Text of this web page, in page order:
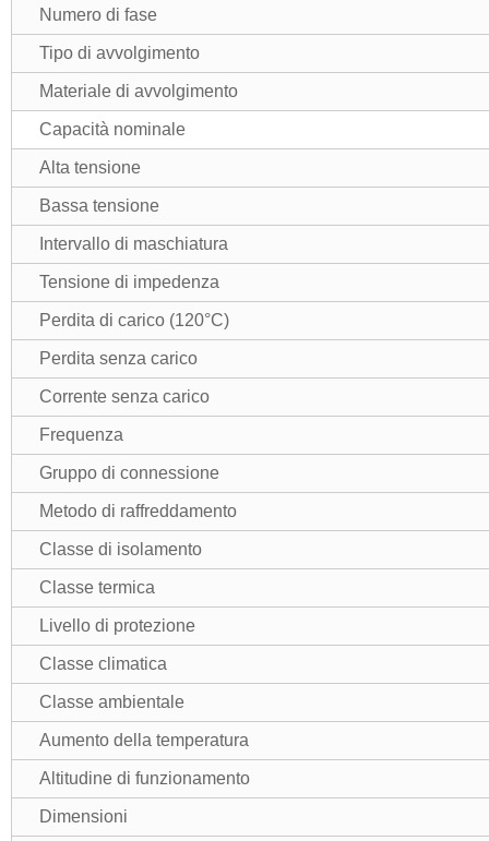
Numero di fase
Tipo di avvolgimento
Materiale di avvolgimento
Capacità nominale
Alta tensione
Bassa tensione
Intervallo di maschiatura
Tensione di impedenza
Perdita di carico (120°C)
Perdita senza carico
Corrente senza carico
Frequenza
Gruppo di connessione
Metodo di raffreddamento
Classe di isolamento
Classe termica
Livello di protezione
Classe climatica
Classe ambientale
Aumento della temperatura
Altitudine di funzionamento
Dimensioni